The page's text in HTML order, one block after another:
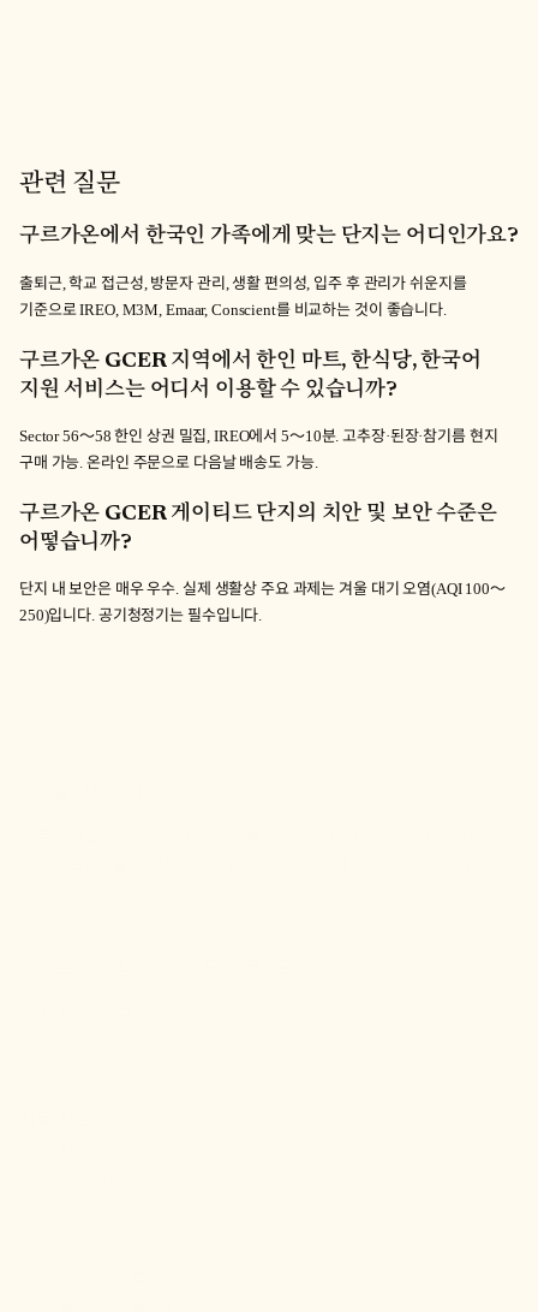
관련 질문
구르가온에서 한국인 가족에게 맞는 단지는 어디인가요?
출퇴근, 학교 접근성, 방문자 관리, 생활 편의성, 입주 후 관리가 쉬운지를
기준으로 IREO, M3M, Emaar, Conscient를 비교하는 것이 좋습니다.
구르가온 GCER 지역에서 한인 마트, 한식당, 한국어
지원 서비스는 어디서 이용할 수 있습니까?
Sector 56〜58 한인 상권 밀집, IREO에서 5〜10분. 고추장·된장·참기름 현지
구매 가능. 온라인 주문으로 다음날 배송도 가능.
구르가온 GCER 게이티드 단지의 치안 및 보안 수준은
어떻습니까?
단지 내 보안은 매우 우수. 실제 생활상 주요 과제는 겨울 대기 오염(AQI 100〜
250)입니다. 공기청정기는 필수입니다.